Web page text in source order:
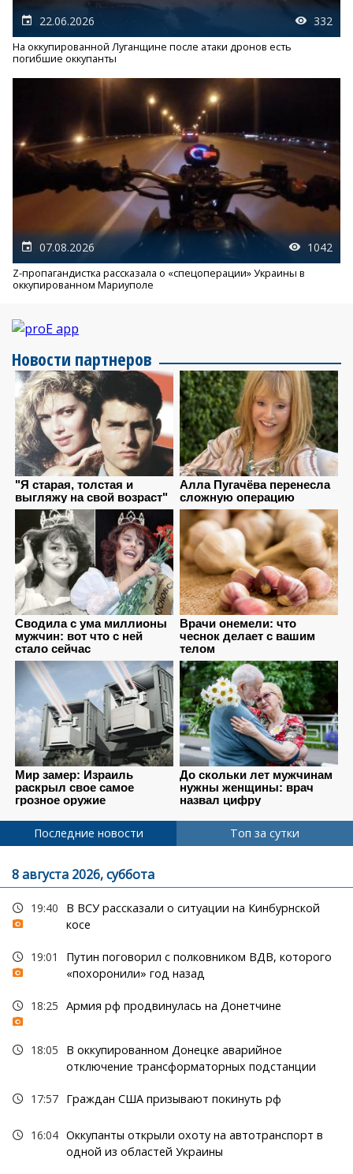
22.06.2026 332
На оккупированной Луганщине после атаки дронов есть
погибшие оккупанты
07.08.2026 1042
Z-пропагандистка рассказала о «спецоперации» Украины в
оккупированном Мариуполе
Новости партнеров
Последние новости Топ за сутки
8 августа 2026, суббота
19:40
В ВСУ рассказали о ситуации на Кинбурнской
косе
19:01
Путин поговорил с полковником ВДВ, которого
«похоронили» год назад
18:25 Армия рф продвинулась на Донетчине
18:05
В оккупированном Донецке аварийное
отключение трансформаторных подстанции
17:57 Граждан США призывают покинуть рф
16:04 Оккупанты открыли охоту на автотранспорт в
одной из областей Украины